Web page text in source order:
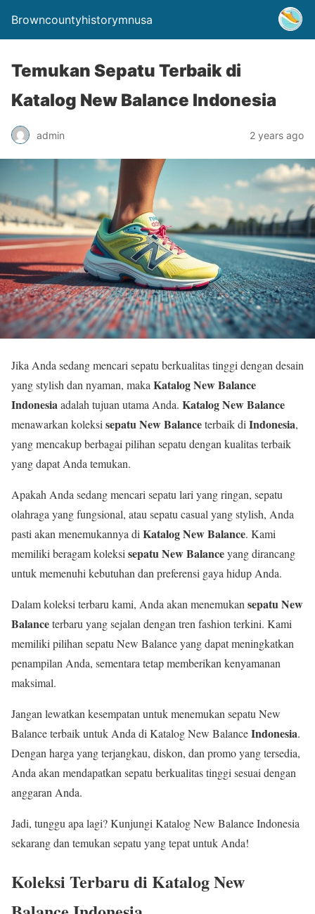
Browncountyhistorymnusa
Temukan Sepatu Terbaik di
Katalog New Balance Indonesia
admin 2 years ago
Jika Anda sedang mencari sepatu berkualitas tinggi dengan desain
yang stylish dan nyaman, maka Katalog New Balance
Indonesiaadalah tujuan utama Anda. Katalog New Balance
menawarkan koleksi sepatu New Balanceterbaik di Indonesia,
yang mencakup berbagai pilihan sepatu dengan kualitas terbaik
yang dapat Anda temukan.
Apakah Anda sedang mencari sepatu lari yang ringan, sepatu
olahraga yang fungsional, atau sepatu casual yang stylish, Anda
pasti akan menemukannya di Katalog New Balance. Kami
memiliki beragam koleksi sepatu New Balanceyang dirancang
untuk memenuhi kebutuhan dan preferensi gaya hidup Anda.
Dalam koleksi terbaru kami, Anda akan menemukan sepatu New
Balanceterbaru yang sejalan dengan tren fashion terkini. Kami
memiliki pilihan sepatu New Balance yang dapat meningkatkan
penampilan Anda, sementara tetap memberikan kenyamanan
maksimal.
Jangan lewatkan kesempatan untuk menemukan sepatu New
Balance terbaik untuk Anda di Katalog New BalanceIndonesia.
Dengan harga yang terjangkau, diskon, dan promo yang tersedia,
Anda akan mendapatkan sepatu berkualitas tinggi sesuai dengan
anggaran Anda.
Jadi, tunggu apa lagi? Kunjungi Katalog New Balance Indonesia
sekarang dan temukan sepatu yang tepat untuk Anda!
Koleksi Terbaru di Katalog New